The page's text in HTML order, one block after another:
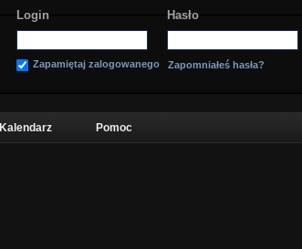
Login Hasło
Zapamiętaj zalogowanego Zapomniałeś hasła?
Kalendarz Pomoc